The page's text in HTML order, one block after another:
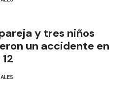
y tres niños
un accidente en